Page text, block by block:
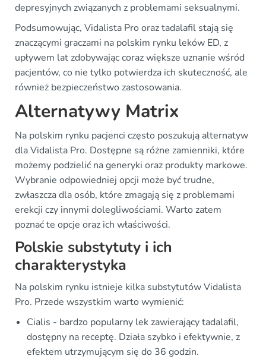
depresyjnych związanych z problemami seksualnymi.
Podsumowując, Vidalista Pro oraz tadalafil stają się
znaczącymi graczami na polskim rynku leków ED, z
upływem lat zdobywając coraz większe uznanie wśród
pacjentów, co nie tylko potwierdza ich skuteczność, ale
również bezpieczeństwo zastosowania.
Alternatywy Matrix
Na polskim rynku pacjenci często poszukują alternatyw
dla Vidalista Pro. Dostępne są różne zamienniki, które
możemy podzielić na generyki oraz produkty markowe.
Wybranie odpowiedniej opcji może być trudne,
zwłaszcza dla osób, które zmagają się z problemami
erekcji czy innymi dolegliwościami. Warto zatem
poznać te opcje oraz ich właściwości.
Polskie substytuty i ich
charakterystyka
Na polskim rynku istnieje kilka substytutów Vidalista
Pro. Przede wszystkim warto wymienić:
Cialis - bardzo popularny lek zawierający tadalafil,
dostępny na receptę. Działa szybko i efektywnie, z
efektem utrzymującym się do 36 godzin.